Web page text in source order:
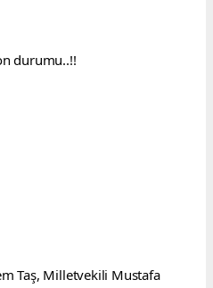
durumu..!!
Taş, Milletvekili Mustafa